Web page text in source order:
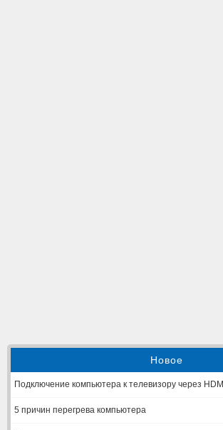
Новое
Подключение компьютера к телевизору через HDMI
5 причин перегрева компьютера